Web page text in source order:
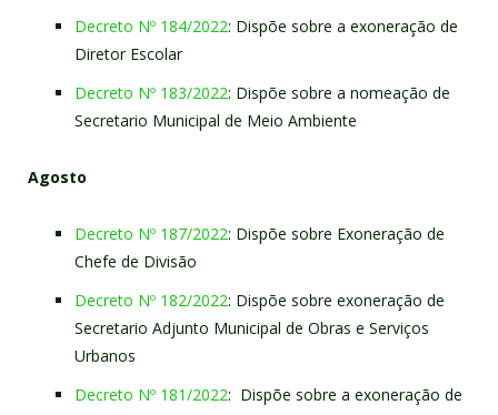
Decreto Nº 184/2022: Dispõe sobre a exoneração de
Diretor Escolar
Decreto Nº 183/2022: Dispõe sobre a nomeação de
Secretario Municipal de Meio Ambiente
Agosto
Decreto Nº 187/2022: Dispõe sobre Exoneração de
Chefe de Divisão
Decreto Nº 182/2022: Dispõe sobre exoneração de
Secretario Adjunto Municipal de Obras e Serviços
Urbanos
Decreto Nº 181/2022: Dispõe sobre a exoneração de